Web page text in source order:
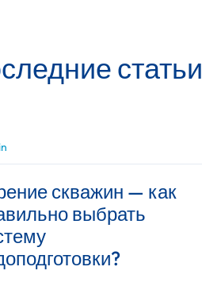
статьи
скважин — как
выбрать